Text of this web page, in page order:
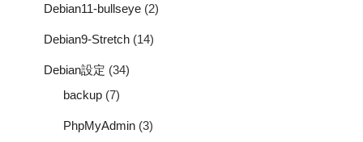
Debian11-bullseye (2)
Debian9-Stretch (14)
Debian設定 (34)
backup (7)
PhpMyAdmin (3)